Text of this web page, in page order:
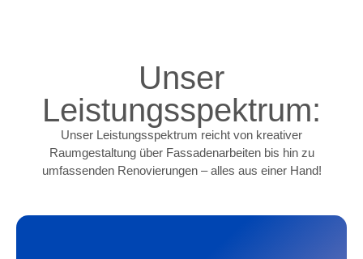
Unser
Leistungsspektrum:
Unser Leistungsspektrum reicht von kreativer
Raumgestaltung über Fassadenarbeiten bis hin zu
umfassenden Renovierungen – alles aus einer Hand!